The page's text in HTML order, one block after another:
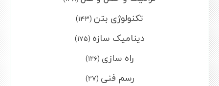
تکنولوژی بتن (۱۴۳)
دینامیک سازه (۱۷۵)
راه سازی (۱۲۶)
رسم فنی (۲۷)